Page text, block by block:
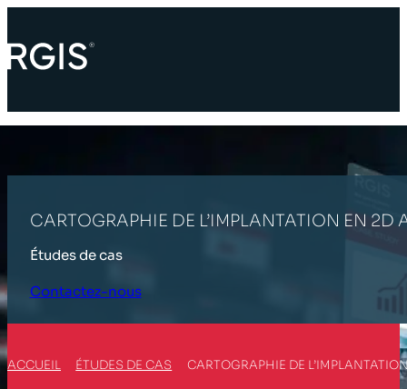
CARTOGRAPHIE DE L’IMPLANTATION EN 2D
Études de cas
Contactez-nous
ACCUEIL ÉTUDES DE CAS CARTOGRAPHIE DE